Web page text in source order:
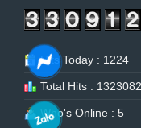
Hits Today : 1224
Total Hits : 1323082
Who's Online : 5